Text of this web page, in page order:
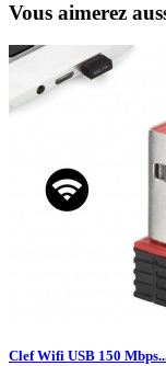
Vous aimerez
Clef Wifi USB 150